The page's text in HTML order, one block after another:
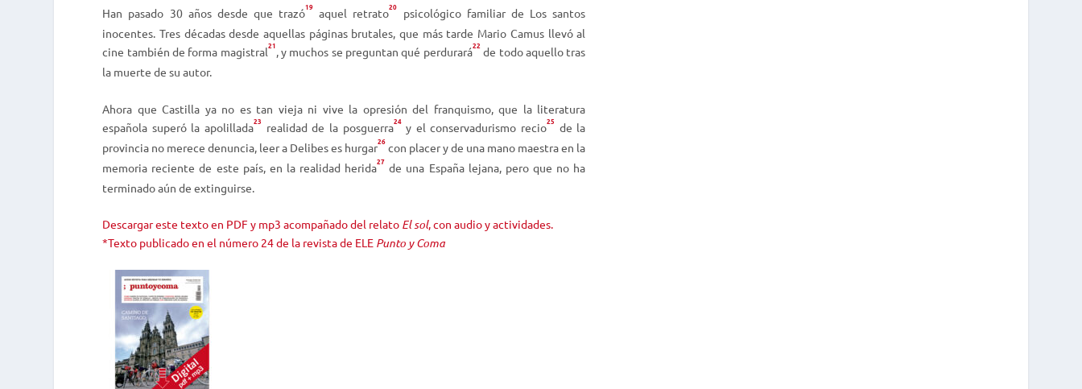
n
t
a
d
Han pasado 30 años desde que trazó19 aquel retrato20 psicológico familiar de Los santos
inocentes. Tres décadas desde aquellas páginas brutales, que más tarde Mario Camus llevó al
cine también de forma magistral21, y muchos se preguntan qué perdurará22de todo aquello tras
la muerte de su autor.
Ahora que Castilla ya no es tan vieja ni vive la opresión del franquismo, que la literatura
española superó la apolillada23 realidad de la posguerra24y el conservadurismo recio25 de la
provincia no merece denuncia, leer a Delibes es hurgar26 con placer y de una mano maestra en la
memoria reciente de este país, en la realidad herida27 de una España lejana, pero que no ha
terminado aún de extinguirse.
Descargar este texto en PDF y mp3 acompañado del relato El sol, con audio y actividades.
*Texto publicado en el número 24 de la revista de ELE Punto y Coma